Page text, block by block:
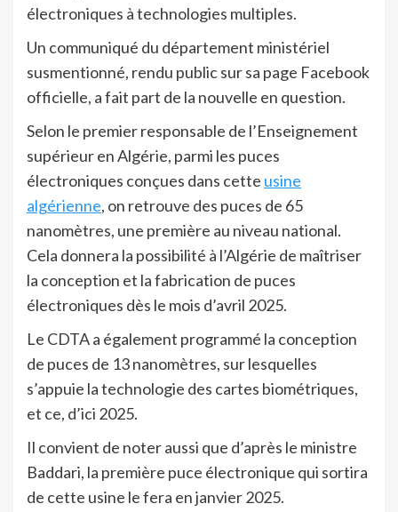
électroniques à technologies multiples.
Un communiqué du département ministériel
susmentionné, rendu public sur sa page Facebook
officielle, a fait part de la nouvelle en question.
Selon le premier responsable de l’Enseignement
supérieur en Algérie, parmi les puces
électroniques conçues dans cette usine
algérienne, on retrouve des puces de 65
nanomètres, une première au niveau national.
Cela donnera la possibilité à l’Algérie de maîtriser
la conception et la fabrication de puces
électroniques dès le mois d’avril 2025.
Le CDTA a également programmé la conception
de puces de 13 nanomètres, sur lesquelles
s’appuie la technologie des cartes biométriques,
et ce, d’ici 2025.
Il convient de noter aussi que d’après le ministre
Baddari, la première puce électronique qui sortira
de cette usine le fera en janvier 2025.